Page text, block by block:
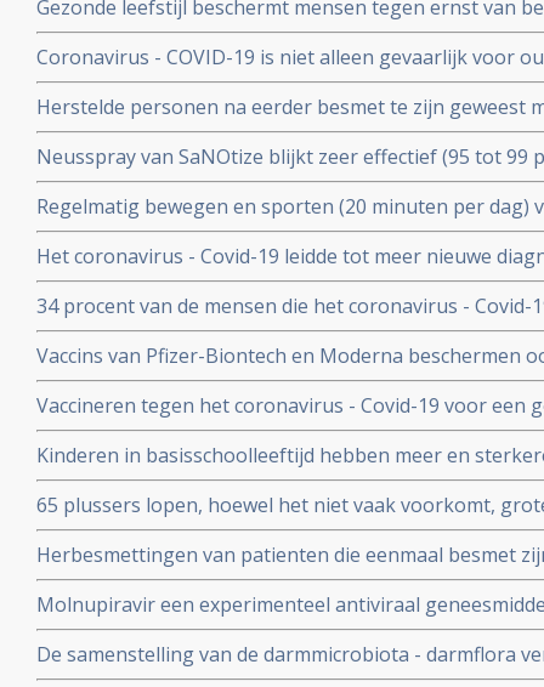
Gezonde leefstijl beschermt mensen tegen ernst van
- Covid-19. Blijkt uit groot Engels bevolkingsonderzoek
Coronavirus - COVID-19 is niet alleen gevaarlijk voor
volwassenen van middelbare leeftijd blijkt uit grote
Herstelde personen na eerder besmet te zijn geweest
waren niet besmettelijk voor anderen blijkt uit
professionele basketballers en personeel.
Neusspray van SaNOtize blijkt zeer effectief (95 tot 99
met het coronavirus - Covid-19 zowel bij lichte als
Regelmatig bewegen en sporten (20 minuten per
en leidt tot minder ziekenhuisopnames en sterfte door
Het coronavirus - Covid-19 leidde tot meer nieuwe
uitzaaiingen dan gebruikelijk. Ook werden
uitgesteld en onderbroken
34 procent van de mensen die het coronavirus -
problemen en werd een neurologische of
Vaccins van Pfizer-Biontech en Moderna beschermen
coronavirus aan anderen. Wie is gevaccineerd blijkt
anderen over te dragen
Vaccineren tegen het coronavirus - Covid-19 voor een
patienten en kan duizenden sterfgevallen
studie.
Kinderen in basisschoolleeftijd hebben meer en
besmet te zijn geweest met het coronavirus - Covid-19
65 plussers lopen, hoewel het niet vaak voorkomt,
besmetting met het coronavirus - Covid-19 dan
Herbesmettingen van patienten die eenmaal besmet
- Covid-19 komen zelden voor blijkt uit nieuwe
Molnupiravir een experimenteel antiviraal
virussen, waaronder coronavirussen en specifiek
coronavirus verdwenen bij alle deelnemende patienten.
De samenstelling van de darmmicrobiota - darmflora
COVID-19, vooral de functies in het darmmicrobioom